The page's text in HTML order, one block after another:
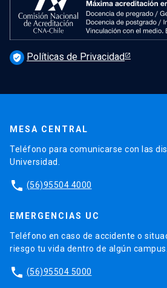
verified_user Políticas de Privacidad
MESA CENTRAL
Teléfono para comunicarse con las
Universidad.
phone (56)95504 4000
EMERGENCIAS UC
Teléfono en caso de accidente o
riesgo tu vida dentro de algún campus.
phone (56)95504 5000